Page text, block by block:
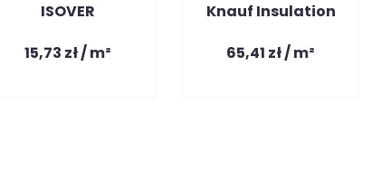
ISOVER
15,73 zł / m²
Knauf Insulation
65,41 zł / m²